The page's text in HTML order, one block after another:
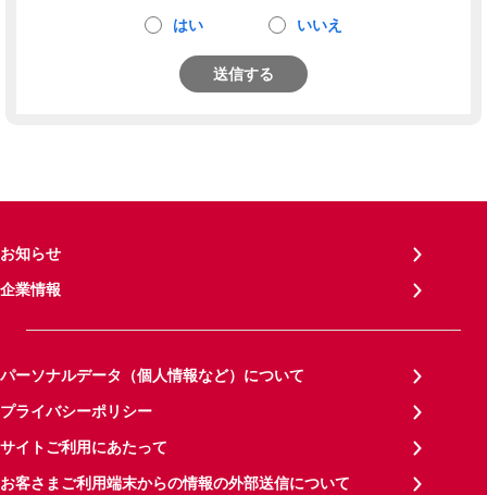
はい いいえ
送信する
お知らせ
企業情報
パーソナルデータ（個人情報など）について
プライバシーポリシー
サイトご利用にあたって
お客さまご利用端末からの情報の外部送信について